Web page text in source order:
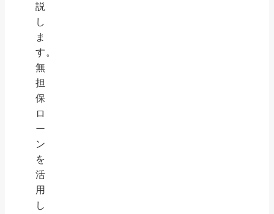
説
し
ま
す。
無
担
保
ロ
ー
ン
を
活
用
し